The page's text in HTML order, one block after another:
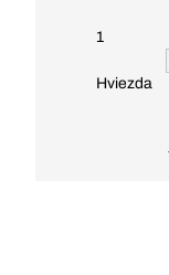
1
Hviezda